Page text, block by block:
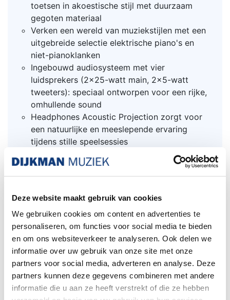
Deze website maakt gebruik van cookies
We gebruiken cookies om content en advertenties te
personaliseren, om functies voor social media te bieden
en om ons websiteverkeer te analyseren. Ook delen we
informatie over uw gebruik van onze site met onze
partners voor social media, adverteren en analyse. Deze
partners kunnen deze gegevens combineren met andere
informatie die u aan ze heeft verstrekt of die ze hebben
toetsen in akoestische stijl met duurzaam
gegoten materiaal
Verken een wereld van muziekstijlen met een
uitgebreide selectie elektrische piano's en
niet-pianoklanken
Ingebouwd audiosysteem met vier
luidsprekers (2x25-watt main, 2x5-watt
tweeters): speciaal ontworpen voor een rijke,
omhullende sound
Headphones Acoustic Projection zorgt voor
een natuurlijke en meeslepende ervaring
tijdens stille speelsessies
Dubbele hoofdtelefoonaansluitingen om
naast elkaar te spelen, en voor interactie
tussen leraar en leerling
en USB
Microfooningang en stemeffecten
Aantrekkelijk design en zwarte of witte
afwerkingen die passen bij je interieur
Optionele statieven en driepedaals units
beschikbaar voor een rechtopstaande
configuratie (KSC-90, KPD-90) of draagbaar
gebruik (KS-20X, RPU-3)